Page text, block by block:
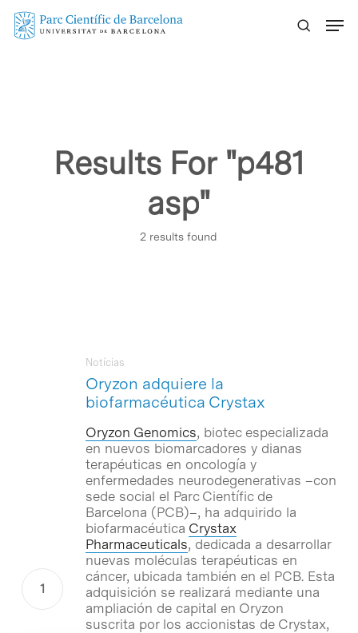
Skip
Results For "p481
asp"
2 results found
Oryzon adquiere la
biofarmacéutica Crystax
Notícias
Oryzon Genomics, biotec especializada
en nuevos biomarcadores y dianas
terapéuticas en oncología y
enfermedades neurodegenerativas –con
sede social el Parc Científic de
Barcelona (PCB)–, ha adquirido la
biofarmacéutica Crystax
Pharmaceuticals, dedicada a desarrollar
nuevas moléculas terapéuticas en
cáncer, ubicada también en el PCB. Esta
adquisición se realizará mediante una
ampliación de capital en Oryzon
suscrita por los accionistas de Crystax,